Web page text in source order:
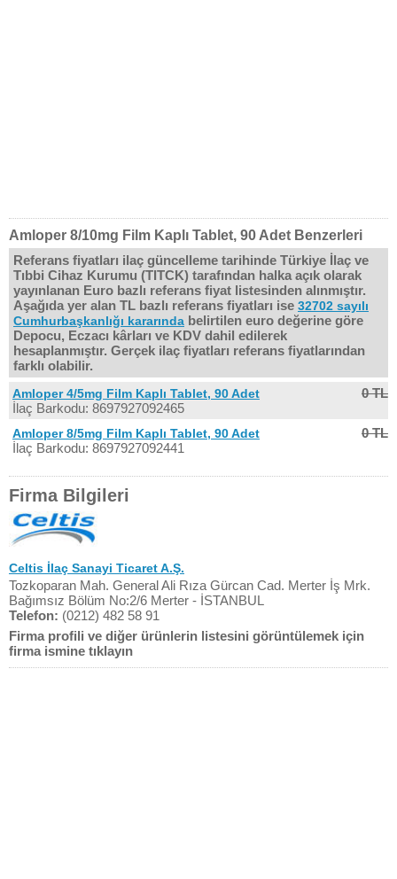
Amloper 8/10mg Film Kaplı Tablet, 90 Adet Benzerleri
Referans fiyatları ilaç güncelleme tarihinde Türkiye İlaç ve
Tıbbi Cihaz Kurumu (TITCK) tarafından halka açık olarak
yayınlanan Euro bazlı referans fiyat listesinden alınmıştır.
Aşağıda yer alan TL bazlı referans fiyatları ise 32702 sayılı
Cumhurbaşkanlığı kararında belirtilen euro değerine göre
Depocu, Eczacı kârları ve KDV dahil edilerek
hesaplanmıştır. Gerçek ilaç fiyatları referans fiyatlarından
farklı olabilir.
Amloper 4/5mg Film Kaplı Tablet, 90 Adet
İlaç Barkodu: 8697927092465
0 TL
Amloper 8/5mg Film Kaplı Tablet, 90 Adet
İlaç Barkodu: 8697927092441
0 TL
Firma Bilgileri
Celtis İlaç Sanayi Ticaret A.Ş.
Tozkoparan Mah. General Ali Rıza Gürcan Cad. Merter İş Mrk.
Bağımsız Bölüm No:2/6 Merter - İSTANBUL
Telefon: (0212) 482 58 91
Firma profili ve diğer ürünlerin listesini görüntülemek için
firma ismine tıklayın